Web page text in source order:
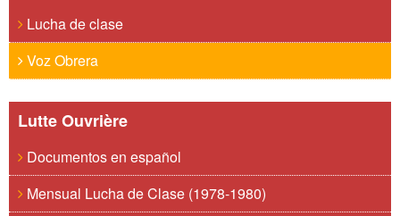
Lucha de clase
Voz Obrera
Lutte Ouvrière
Documentos en español
Mensual Lucha de Clase (1978-1980)